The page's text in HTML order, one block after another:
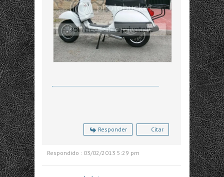
Responder Citar
Respondido : 03/02/2013 5:29 pm